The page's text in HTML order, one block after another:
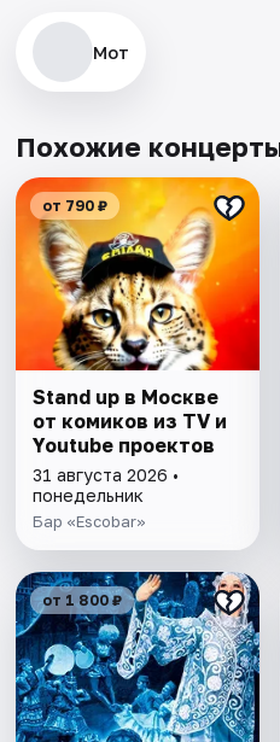
Мот
Похожие
от 790 ₽
Stand up в Москве
от комиков из TV и
Youtube проектов
31 августа 2026 •
понедельник
Бар «Escobar»
от 1 800 ₽